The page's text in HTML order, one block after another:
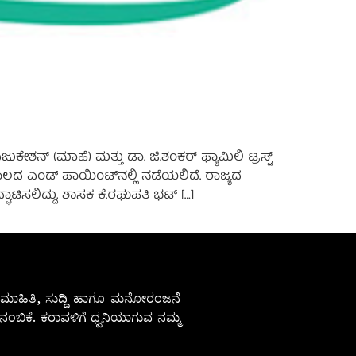
(ಮಾಹೆ) ಮತ್ತು ಡಾ. ಜಿ.ಶಂಕರ್ ಫ್ಯಾಮಿಲಿ ಟ್ರಸ್ಟ್
ಎಂಡ್ ಪಾಯಿಂಟ್‌ನಲ್ಲಿ ನಡೆಯಲಿದೆ. ರಾಜ್ಯದ
ಶಾಸಕ ಕೆ.ರಘುಪತಿ ಭಟ್ […]
ಮಾಹಿತಿ, ಸುದ್ದಿ ಹಾಗೂ ಮನೋರಂಜನೆ
ಕರಾವಳಿಗೆ ಧ್ವನಿಯಾಗುವ ನಮ್ಮ